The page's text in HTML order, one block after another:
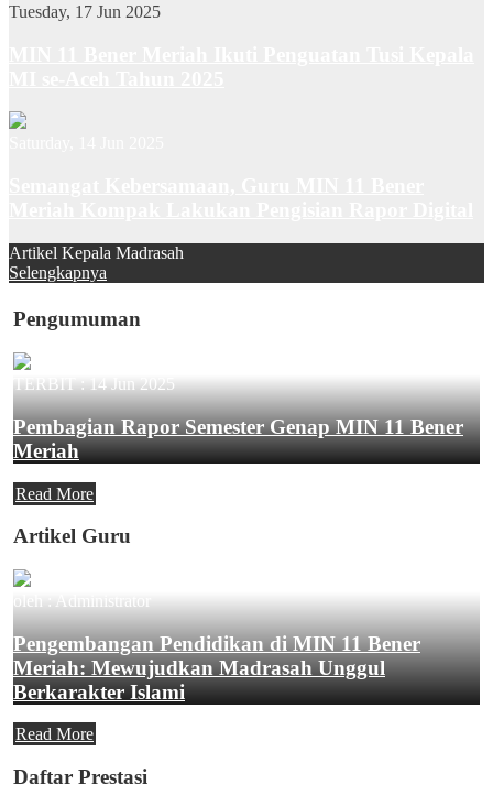
Tuesday, 17 Jun 2025
Artikel Kepala Madrasah
Selengkapnya
Pengumuman
TERBIT :14 Jun 2025
Pembagian Rapor Semester Genap MIN 11 Bener
Meriah
Read More
Artikel Guru
oleh : Administrator
Pengembangan Pendidikan di MIN 11 Bener
Meriah: Mewujudkan Madrasah Unggul
Berkarakter Islami
Read More
Daftar Prestasi